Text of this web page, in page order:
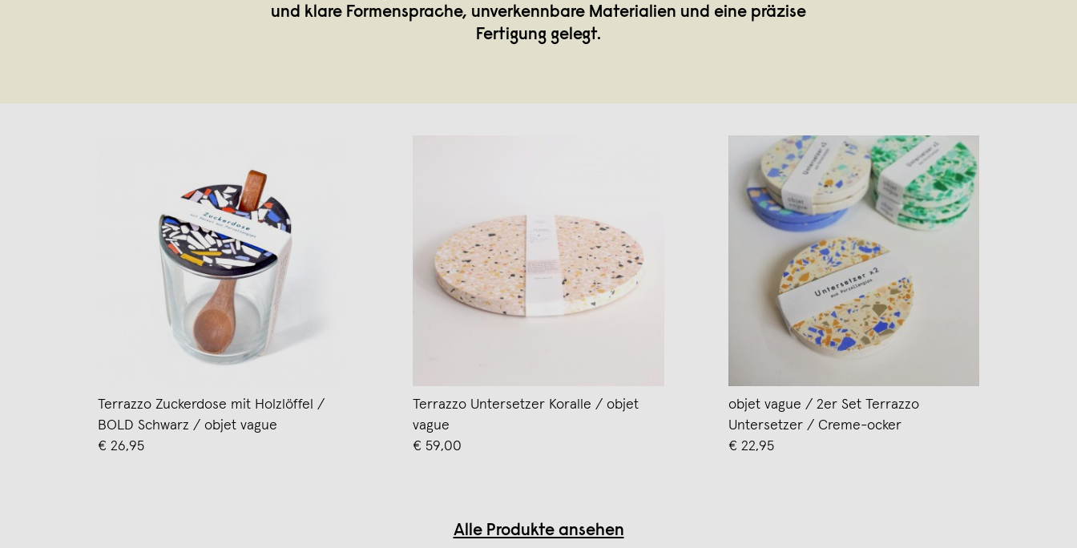
und klare Formensprache, unverkennbare Materialien und eine präzise
Fertigung gelegt.
Terrazzo Zuckerdose mit Holzlöffel /
BOLD Schwarz / objet vague
€ 26,95
Terrazzo Untersetzer Koralle / objet
vague
€ 59,00
objet vague / 2er Set Terrazzo
Untersetzer / Creme-ocker
€ 22,95
Alle Produkte ansehen